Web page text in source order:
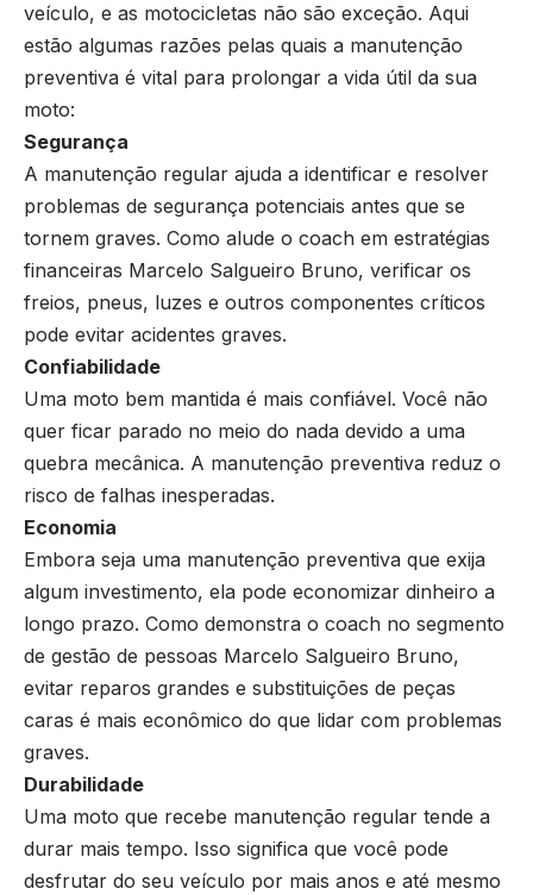
veículo, e as motocicletas não são exceção. Aqui
estão algumas razões pelas quais a manutenção
preventiva é vital para prolongar a vida útil da sua
moto:
Segurança
A manutenção regular ajuda a identificar e resolver
problemas de segurança potenciais antes que se
tornem graves. Como alude o coach em estratégias
financeiras Marcelo Salgueiro Bruno, verificar os
freios, pneus, luzes e outros componentes críticos
pode evitar acidentes graves.
Confiabilidade
Uma moto bem mantida é mais confiável. Você não
quer ficar parado no meio do nada devido a uma
quebra mecânica. A manutenção preventiva reduz o
risco de falhas inesperadas.
Economia
Embora seja uma manutenção preventiva que exija
algum investimento, ela pode economizar dinheiro a
longo prazo. Como demonstra o coach no segmento
de gestão de pessoas Marcelo Salgueiro Bruno,
evitar reparos grandes e substituições de peças
caras é mais econômico do que lidar com problemas
graves.
Durabilidade
Uma moto que recebe manutenção regular tende a
durar mais tempo. Isso significa que você pode
desfrutar do seu veículo por mais anos e até mesmo